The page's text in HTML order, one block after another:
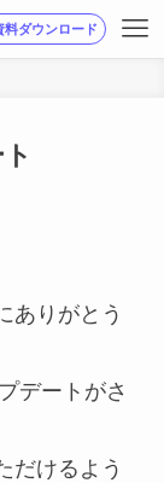
料ダウンロード
ありがとう
デートがさ
だけるよう